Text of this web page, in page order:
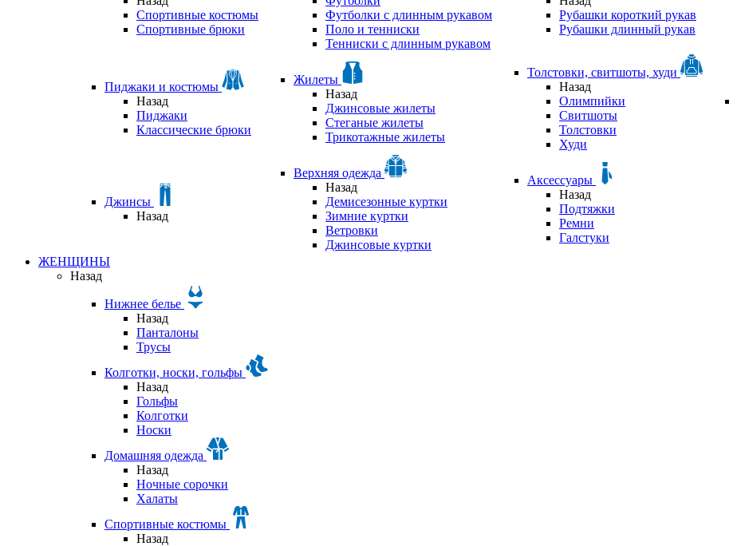
Спортивные костюмы
Спортивные брюки
Футболки с длинным рукавом
Поло и тенниски
Тенниски с длинным рукавом
Рубашки короткий рукав
Рубашки длинный рукав
Пиджаки и костюмы
Назад
Пиджаки
Классические брюки
Жилеты
Назад
Джинсовые жилеты
Стеганые жилеты
Трикотажные жилеты
Толстовки, свитшоты, худи
Назад
Олимпийки
Свитшоты
Толстовки
Худи
Джинсы
Назад
Верхняя одежда
Назад
Демисезонные куртки
Зимние куртки
Ветровки
Джинсовые куртки
Аксессуары
Назад
Подтяжки
Ремни
Галстуки
ЖЕНЩИНЫ
Назад
Нижнее белье
Назад
Панталоны
Трусы
Колготки, носки, гольфы
Назад
Гольфы
Колготки
Носки
Домашняя одежда
Назад
Ночные сорочки
Халаты
Спортивные костюмы
Назад